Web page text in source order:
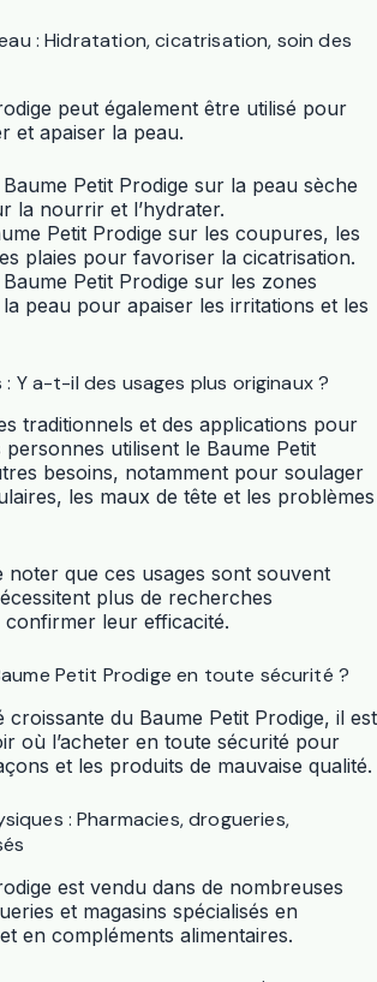
: Hidratation, cicatrisation, soin des
peut également être utilisé pour
et apaiser la peau.
Petit Prodige sur la peau sèche
la nourrir et l’hydrater.
Petit Prodige sur les coupures, les
plaies pour favoriser la cicatrisation.
Petit Prodige sur les zones
peau pour apaiser les irritations et les
Y a-t-il des usages plus originaux ?
traditionnels et des applications pour
utilisent le Baume Petit
besoins, notamment pour soulager
les maux de tête et les problèmes
noter que ces usages sont souvent
plus de recherches
leur efficacité.
Petit Prodige en toute sécurité ?
croissante du Baume Petit Prodige, il est
où l’acheter en toute sécurité pour
et les produits de mauvaise qualité.
: Pharmacies, drogueries,
est vendu dans de nombreuses
et magasins spécialisés en
en compléments alimentaires.